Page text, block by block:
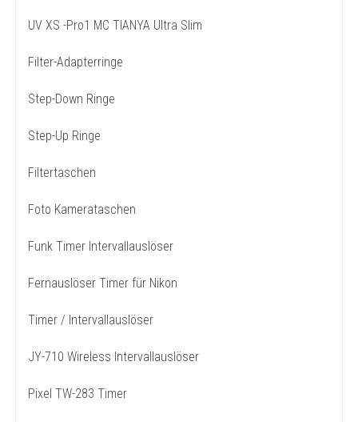
UV XS -Pro1 MC TIANYA Ultra Slim
Filter-Adapterringe
Step-Down Ringe
Step-Up Ringe
Filtertaschen
Foto Kamerataschen
Funk Timer Intervallauslöser
Fernauslöser Timer für Nikon
Timer / Intervallauslöser
JY-710 Wireless Intervallauslöser
Pixel TW-283 Timer